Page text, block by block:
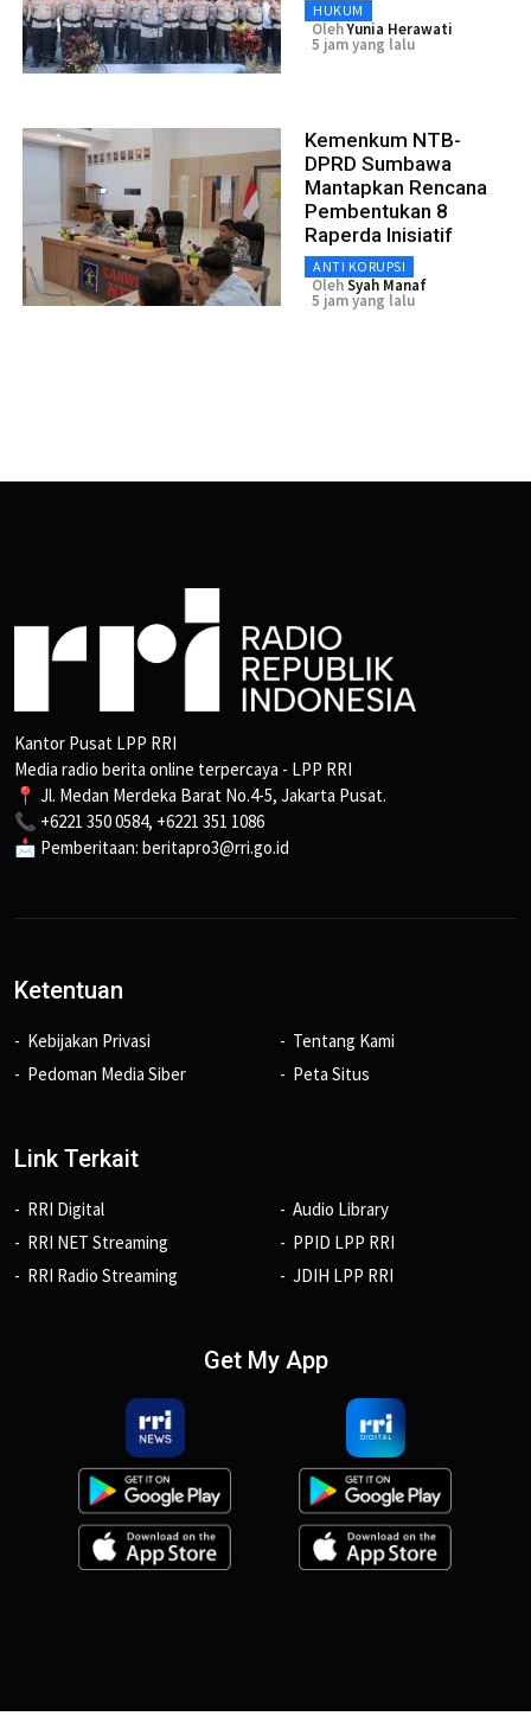
HUKUM
OlehYunia Herawati
5 jam yang lalu
Kemenkum NTB-
DPRD Sumbawa
Mantapkan Rencana
Pembentukan 8
Raperda Inisiatif
ANTI KORUPSI
OlehSyah Manaf
5 jam yang lalu
Kantor Pusat LPP RRI
Media radio berita online terpercaya - LPP RRI
📍 Jl. Medan Merdeka Barat No.4-5, Jakarta Pusat.
📞 +6221 350 0584, +6221 351 1086
📩 Pemberitaan: beritapro3@rri.go.id
Ketentuan
Kebijakan Privasi
Pedoman Media Siber
Tentang Kami
Peta Situs
Link Terkait
RRI Digital
RRI NET Streaming
RRI Radio Streaming
Audio Library
PPID LPP RRI
JDIH LPP RRI
Get My App